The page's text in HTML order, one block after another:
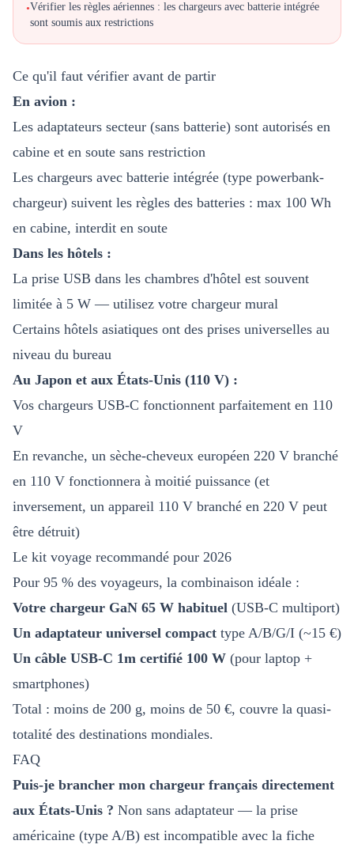
•Vérifier les règles aériennes : les chargeurs avec batterie intégrée
sont soumis aux restrictions
Ce qu'il faut vérifier avant de partir
En avion :
Les adaptateurs secteur (sans batterie) sont autorisés en
cabine et en soute sans restriction
Les chargeurs avec batterie intégrée (type powerbank-
chargeur) suivent les règles des batteries : max 100 Wh
en cabine, interdit en soute
Dans les hôtels :
La prise USB dans les chambres d'hôtel est souvent
limitée à 5 W — utilisez votre chargeur mural
Certains hôtels asiatiques ont des prises universelles au
niveau du bureau
Au Japon et aux États-Unis (110 V) :
Vos chargeurs USB-C fonctionnent parfaitement en 110
V
En revanche, un sèche-cheveux européen 220 V branché
en 110 V fonctionnera à moitié puissance (et
inversement, un appareil 110 V branché en 220 V peut
être détruit)
Le kit voyage recommandé pour 2026
Pour 95 % des voyageurs, la combinaison idéale :
Votre chargeur GaN 65 W habituel (USB-C multiport)
Un adaptateur universel compact type A/B/G/I (~15 €)
Un câble USB-C 1m certifié 100 W (pour laptop +
smartphones)
Total : moins de 200 g, moins de 50 €, couvre la quasi-
totalité des destinations mondiales.
FAQ
Puis-je brancher mon chargeur français directement
aux États-Unis ? Non sans adaptateur — la prise
américaine (type A/B) est incompatible avec la fiche